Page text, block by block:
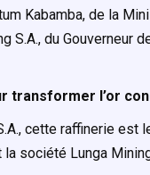
Kabamba, de la
S.A., du Gouverneur
transformer l’or
cette raffinerie
la société Lunga